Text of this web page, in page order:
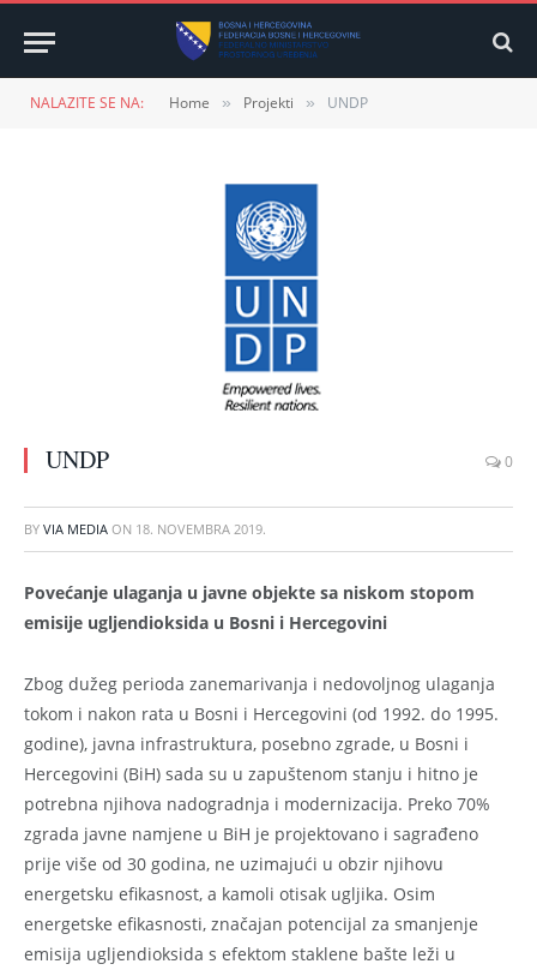
NALAZITE SE NA: Home » Projekti » UNDP
UNDP 0
BY VIA MEDIA ON 18. NOVEMBRA 2019.
Povećanje ulaganja u javne objekte sa niskom stopom
emisije ugljendioksida u Bosni i Hercegovini
Zbog dužeg perioda zanemarivanja i nedovoljnog ulaganja
tokom i nakon rata u Bosni i Hercegovini (od 1992. do 1995.
godine), javna infrastruktura, posebno zgrade, u Bosni i
Hercegovini (BiH) sada su u zapuštenom stanju i hitno je
potrebna njihova nadogradnja i modernizacija. Preko 70%
zgrada javne namjene u BiH je projektovano i sagrađeno
prije više od 30 godina, ne uzimajući u obzir njihovu
energetsku efikasnost, a kamoli otisak ugljika. Osim
energetske efikasnosti, značajan potencijal za smanjenje
emisija ugljendioksida s efektom staklene bašte leži u